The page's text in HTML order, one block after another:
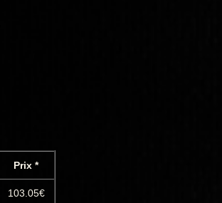
Prix *
103.05€